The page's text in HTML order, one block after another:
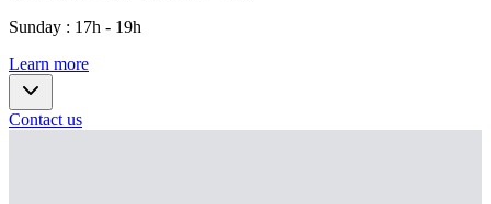
Sunday : 17h - 19h
Learn more
Contact us